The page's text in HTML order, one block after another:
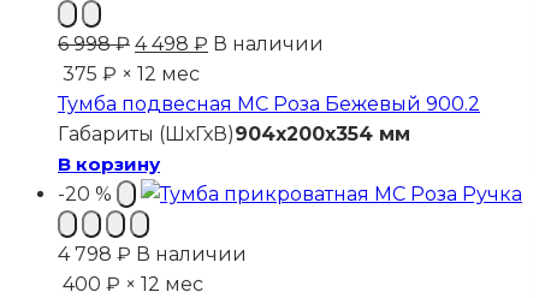
6 998₽ Первоначальная
цена
составляла
6
998 ₽.
4 498 ₽ Текущая
4
498 ₽.
В наличии
375 ₽ × 12 мес
Тумба подвесная МС Роза Бежевый 900.2
Габариты (ШхГхВ)904x200x354 мм
В корзину
-20 %
4 798 ₽ В наличии
400 ₽ × 12 мес